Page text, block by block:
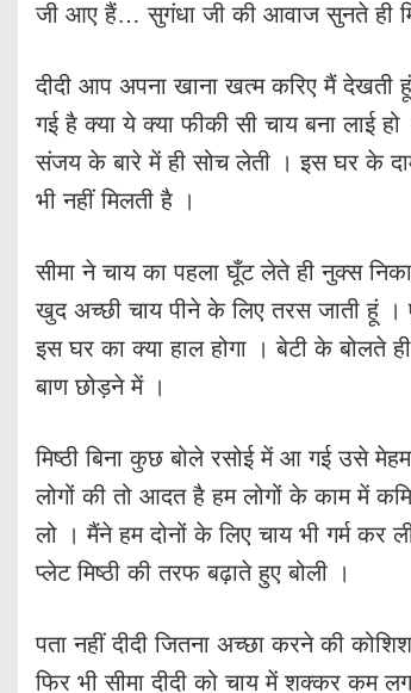
जी आए हैं… सुगंधा जी की आवाज सुनते ही
दीदी आप अपना खाना खत्म करिए मैं
गई है क्या ये क्या फीकी सी चाय बना लाई
संजय के बारे में ही सोच लेती । इस घर के
भी नहीं मिलती है ।
सीमा ने चाय का पहला घूँट लेते ही नुक्स
खुद अच्छी चाय पीने के लिए तरस जाती हूं ।
इस घर का क्या हाल होगा । बेटी के बोलते
बाण छोड़ने में ।
मिष्ठी बिना कुछ बोले रसोई में आ गई उसे
लोगों की तो आदत है हम लोगों के काम में
लो । मैंने हम दोनों के लिए चाय भी गर्म कर
प्लेट मिष्ठी की तरफ बढ़ाते हुए बोली ।
पता नहीं दीदी जितना अच्छा करने की
फिर भी सीमा दीदी को चाय में शक्कर कम